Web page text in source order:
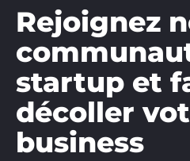
Rejoignez
startup et
décoller
business